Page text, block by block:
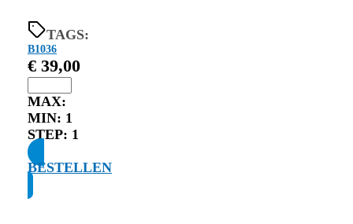
TAGS:
B1036
€ 39,00
MAX:
MIN: 1
STEP: 1
BESTELLEN